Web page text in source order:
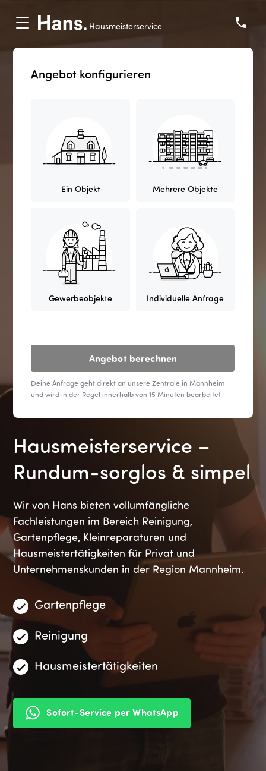
phone
Angebot konfigurieren
Ein Objekt Mehrere Objekte
Gewerbeobjekte Individuelle Anfrage
Angebot berechnen
Deine Anfrage geht direkt an unsere Zentrale in Mannheim
und wird in der Regel innerhalb von 15 Minuten bearbeitet
Hausmeisterservice –
Rundum-sorglos & simpel
Wir von Hans bieten vollumfängliche
Fachleistungen im Bereich Reinigung,
Gartenpflege, Kleinreparaturen und
Hausmeistertätigkeiten für Privat und
Unternehmenskunden in der Region Mannheim.
Gartenpflege
Reinigung
Hausmeistertätigkeiten
Sofort-Service per WhatsApp